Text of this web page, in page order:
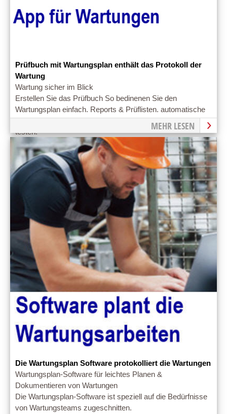
Prüfbuch mit Wartungsplan enthält das Protokoll der
Wartung
Wartung sicher im Blick
Erstellen Sie das Prüfbuch So bedinenen Sie den
Wartungsplan einfach. Reports & Prüflisten. automatische
Benachrichtigung. professioneller Service. Jetzt gleich
testen!
MEHR LESEN
Die Wartungsplan Software protokolliert die Wartungen
Wartungsplan-Software für leichtes Planen &
Dokumentieren von Wartungen
Die Wartungsplan-Software ist speziell auf die Bedürfnisse
von Wartungsteams zugeschnitten.